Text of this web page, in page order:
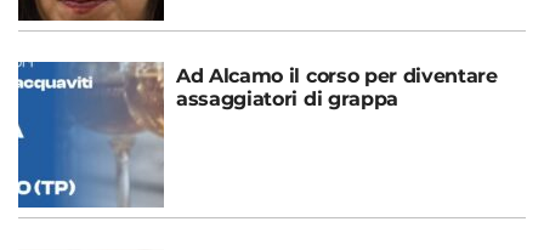
Ad Alcamo il corso per diventare
assaggiatori di grappa